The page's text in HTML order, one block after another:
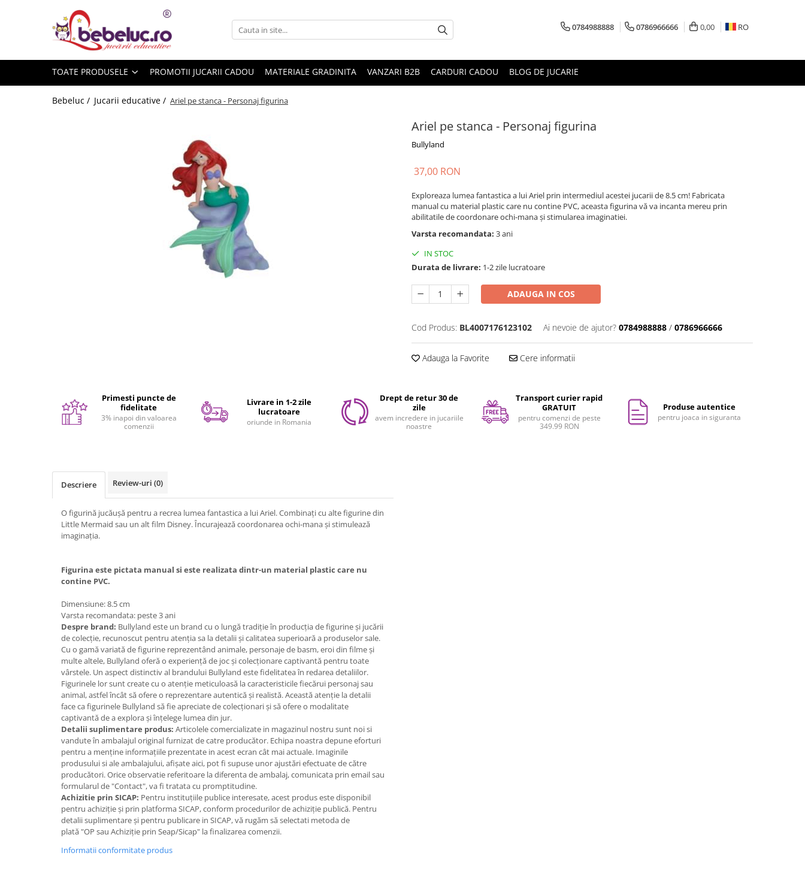
Toate Produsele
Set constructie copii
Bucatarii pentru copii
Casa de papusi
Bormasina magica
Papusi si Bebelusi Reborn
Animale de jucarie
Figurine cu animale domestice
Figurine plus
Jucarii Montessori
Nevoi speciale si sindrom Down
Jucarii cu alfabet
Jucarii cu cifre
Seturi Numberblocks
Jucarii de motricitate
Jucarii fructe si legume
Puzzle incastru
Puzzle de podea
Jucarii bebelusi
0784988888 0786966666 0,00 RO
TOATE PRODUSELE PROMOTII JUCARII CADOU MATERIALE GRADINITA VANZARI B2B CARDURI CADOU BLOG DE JUCARIE
Bebeluc / Jucarii educative / Ariel pe stanca - Personaj figurina
Ariel pe stanca - Personaj figurina
Bullyland
37,00 RON
Exploreaza lumea fantastica a lui Ariel prin intermediul acestei jucarii de 8.5 cm! Fabricata
manual cu material plastic care nu contine PVC, aceasta figurina vă va incanta mereu prin
abilitatile de coordonare ochi-mana și stimularea imaginatiei.
Varsta recomandata: 3 ani
IN STOC
Durata de livrare: 1-2 zile lucratoare
ADAUGA IN COS
Cod Produs: BL4007176123102 Ai nevoie de ajutor? 0784988888 / 0786966666
Adauga la Favorite Cere informatii
Primesti puncte de
fidelitate
3% inapoi din valoarea
comenzii
Livrare in 1-2 zile
lucratoare
oriunde in Romania
Drept de retur 30 de
zile
avem incredere in jucariile
noastre
Transport curier rapid
GRATUIT
pentru comenzi de peste
349.99 RON
Produse autentice
pentru joaca in siguranta
Descriere Review-uri (0)
O figurină jucăușă pentru a recrea lumea fantastica a lui Ariel.Combinați cu alte figurine din
Little Mermaid sau un alt film Disney.Încurajează coordonarea ochi-mana și stimulează
imaginația.
Figurina este pictata manual si este realizata dintr-un material plastic care nu
contine PVC.
Dimensiune: 8.5 cm
Varsta recomandata: peste 3 ani
Despre brand: Bullyland este un brand cu o lungă tradiție în producția de figurine și jucării
de colecție, recunoscut pentru atenția sa la detalii și calitatea superioară a produselor sale.
Cu o gamă variată de figurine reprezentând animale, personaje de basm, eroi din filme și
multe altele, Bullyland oferă o experiență de joc și colecționare captivantă pentru toate
vârstele. Un aspect distinctiv al brandului Bullyland este fidelitatea în redarea detaliilor.
Figurinele lor sunt create cu o atenție meticuloasă la caracteristicile fiecărui personaj sau
animal, astfel încât să ofere o reprezentare autentică și realistă. Această atenție la detalii
face ca figurinele Bullyland să fie apreciate de colecționari și să ofere o modalitate
captivantă de a explora și înțelege lumea din jur.
Detalii suplimentare produs: Articolele comercializate in magazinul nostru sunt noi si
vandute în ambalajul original furnizat de catre producător. Echipa noastra depune eforturi
pentru a menține informațiile prezentate in acest ecran cât mai actuale. Imaginile
produsului si ale ambalajului, afișate aici, pot fi supuse unor ajustări efectuate de către
producători. Orice observatie referitoare la diferenta de ambalaj, comunicata prin email sau
formularul de "Contact", va fi tratata cu promptitudine.
Achizitie prin SICAP: Pentru instituțiile publice interesate, acest produs este disponibil
pentru achiziție și prin platforma SICAP, conform procedurilor de achiziție publică. Pentru
detalii suplimentare și pentru publicare in SICAP, vă rugăm să selectati metoda de
plată "OP sau Achiziție prin Seap/Sicap" la finalizarea comenzii.
Informatii conformitate produs